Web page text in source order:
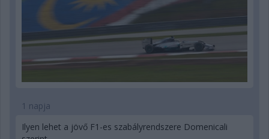
1 napja
Ilyen lehet a jövő F1-es szabályrendszere Domenicali